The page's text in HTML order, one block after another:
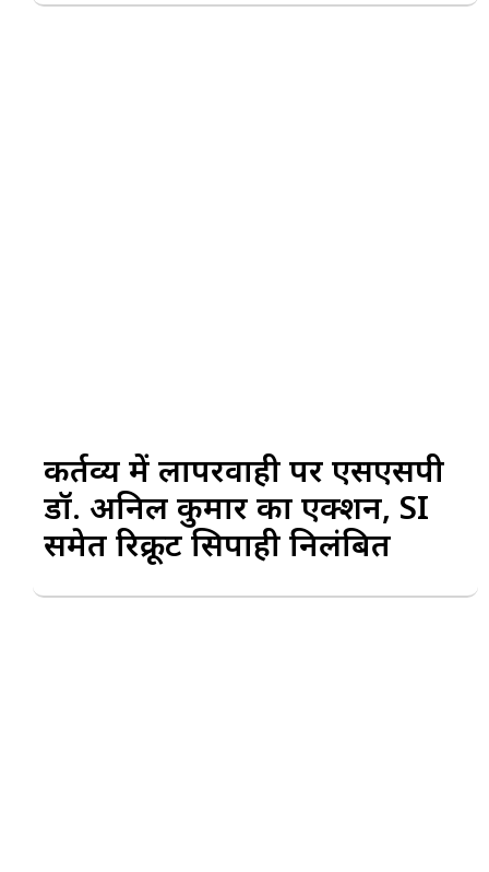
कर्तव्य में लापरवाही पर एसएसपी
डॉ. अनिल कुमार का एक्शन, SI
समेत रिक्रूट सिपाही निलंबित